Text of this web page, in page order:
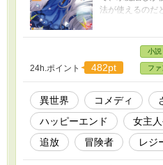
法が使えるのだ
から勝手に婚約
える水魔法が、
を倍増する」効
く、その効果を
に転落していく
ても、既にモフ
幸せな日々を過
公視点 挿話○：
点 となります
24h.ポイント 482pt
小説
フ
異世界 コメディ
ハッピーエンド
女主
追放
冒険者 レジ